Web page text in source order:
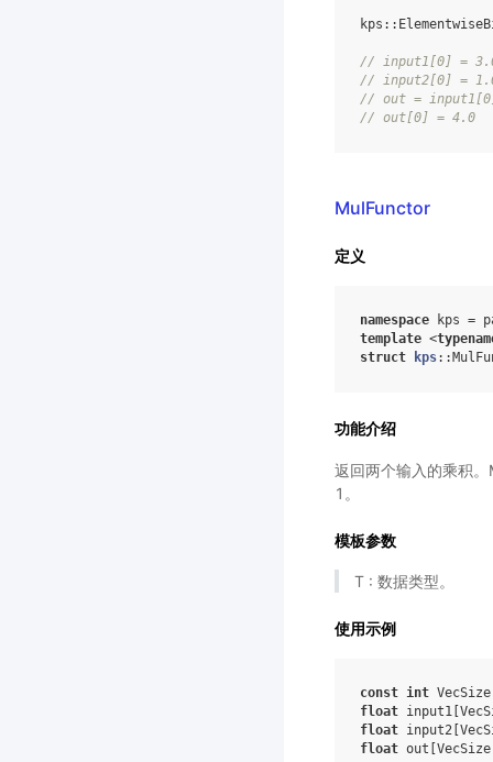
kps ::
// input1 [0] =
// input2[0] =
// out = input1 [0
// out[0] = 4.0
MulFunctor
定义
namespace kps =
template <
struct
kps: :
功能介绍
返回两个输入的乘积
1。
模板参数
T : 数据类型。
使用示例
const int VecSize
float input1
float input2
float out VecSize